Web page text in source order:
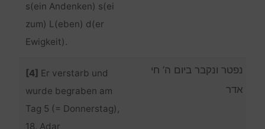
s(ein Andenken) s(ei
zum) L(eben) d(er
Ewigkeit).
[4] Er verstarb und
wurde begraben am
Tag 5 (= Donnerstag),
18. Adar
נפטר ונקבר ביום ה’ חי
אדר